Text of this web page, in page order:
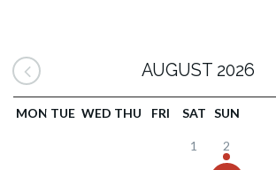
AUGUST 2026
MON TUE WED THU FRI SAT SUN
1 2